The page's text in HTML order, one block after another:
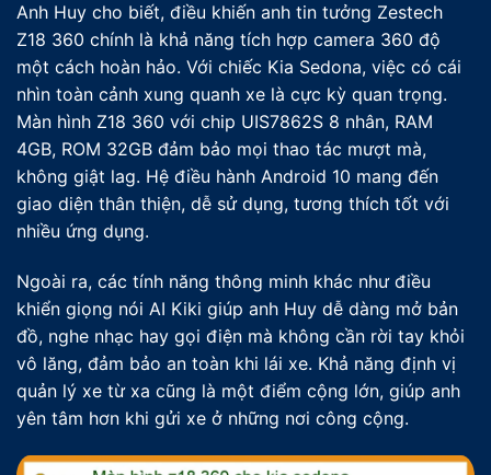
Anh Huy cho biết, điều khiến anh tin tưởng Zestech
Z18 360 chính là khả năng tích hợp camera 360 độ
một cách hoàn hảo. Với chiếc Kia Sedona, việc có cái
nhìn toàn cảnh xung quanh xe là cực kỳ quan trọng.
Màn hình Z18 360 với chip UIS7862S 8 nhân, RAM
4GB, ROM 32GB đảm bảo mọi thao tác mượt mà,
không giật lag. Hệ điều hành Android 10 mang đến
giao diện thân thiện, dễ sử dụng, tương thích tốt với
nhiều ứng dụng.
Ngoài ra, các tính năng thông minh khác như điều
khiển giọng nói AI Kiki giúp anh Huy dễ dàng mở bản
đồ, nghe nhạc hay gọi điện mà không cần rời tay khỏi
vô lăng, đảm bảo an toàn khi lái xe. Khả năng định vị
quản lý xe từ xa cũng là một điểm cộng lớn, giúp anh
yên tâm hơn khi gửi xe ở những nơi công cộng.